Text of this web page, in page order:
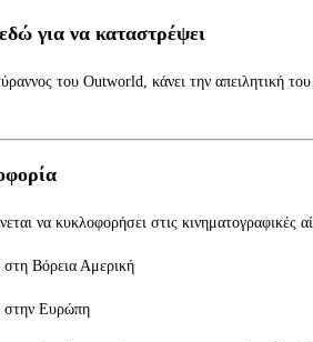
για να καταστρέψει
του Outworld, κάνει την απειλητική
να κυκλοφορήσει στις κινηματογραφικές
στη Βόρεια Αμερική
στην Ευρώπη